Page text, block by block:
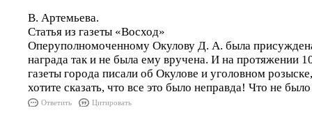
В. Артемьева.
Статья из газеты «Восход»
Оперуполномоченному Окулову Д. А. была
награда так и не была ему вручена. И на протяжении
газеты города писали об Окулове и уголовном
хотите сказать, что все это было неправда! Что не
Ответить Цитировать